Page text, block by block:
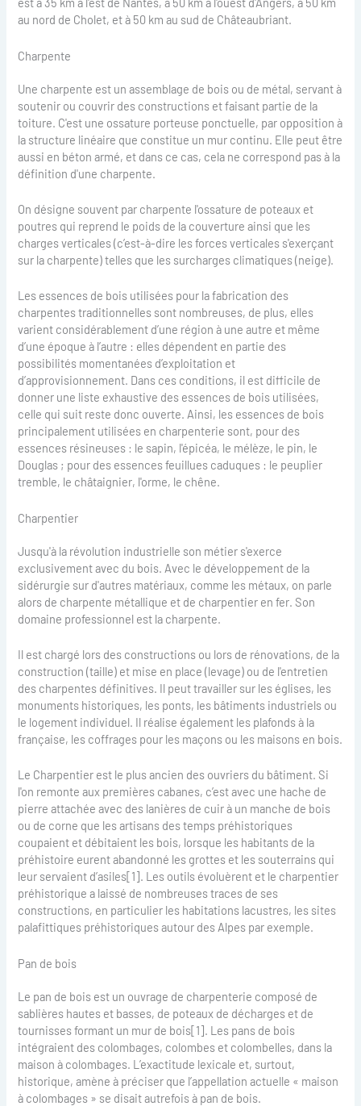
au nord de Cholet, et à 50 km au sud de Châteaubriant.
Charpente
Une charpente est un assemblage de bois ou de métal, servant à
soutenir ou couvrir des constructions et faisant partie de la
toiture. C'est une ossature porteuse ponctuelle, par opposition à
la structure linéaire que constitue un mur continu. Elle peut être
aussi en béton armé, et dans ce cas, cela ne correspond pas à la
définition d'une charpente.
On désigne souvent par charpente l'ossature de poteaux et
poutres qui reprend le poids de la couverture ainsi que les
charges verticales (c’est-à-dire les forces verticales s'exerçant
sur la charpente) telles que les surcharges climatiques (neige).
Les essences de bois utilisées pour la fabrication des
charpentes traditionnelles sont nombreuses, de plus, elles
varient considérablement d’une région à une autre et même
d’une époque à l’autre : elles dépendent en partie des
possibilités momentanées d’exploitation et
d’approvisionnement. Dans ces conditions, il est difficile de
donner une liste exhaustive des essences de bois utilisées,
celle qui suit reste donc ouverte. Ainsi, les essences de bois
principalement utilisées en charpenterie sont, pour des
essences résineuses : le sapin, l'épicéa, le mélèze, le pin, le
Douglas ; pour des essences feuillues caduques : le peuplier
tremble, le châtaignier, l'orme, le chêne.
Charpentier
Jusqu'à la révolution industrielle son métier s'exerce
exclusivement avec du bois. Avec le développement de la
sidérurgie sur d'autres matériaux, comme les métaux, on parle
alors de charpente métallique et de charpentier en fer. Son
domaine professionnel est la charpente.
Il est chargé lors des constructions ou lors de rénovations, de la
construction (taille) et mise en place (levage) ou de l'entretien
des charpentes définitives. Il peut travailler sur les églises, les
monuments historiques, les ponts, les bâtiments industriels ou
le logement individuel. Il réalise également les plafonds à la
française, les coffrages pour les maçons ou les maisons en bois.
Le Charpentier est le plus ancien des ouvriers du bâtiment. Si
l'on remonte aux premières cabanes, c’est avec une hache de
pierre attachée avec des lanières de cuir à un manche de bois
ou de corne que les artisans des temps préhistoriques
coupaient et débitaient les bois, lorsque les habitants de la
préhistoire eurent abandonné les grottes et les souterrains qui
leur servaient d’asiles[1]. Les outils évoluèrent et le charpentier
préhistorique a laissé de nombreuses traces de ses
constructions, en particulier les habitations lacustres, les sites
palafittiques préhistoriques autour des Alpes par exemple.
Pan de bois
Le pan de bois est un ouvrage de charpenterie composé de
sablières hautes et basses, de poteaux de décharges et de
tournisses formant un mur de bois[1]. Les pans de bois
intégraient des colombages, colombes et colombelles, dans la
maison à colombages. L’exactitude lexicale et, surtout,
historique, amène à préciser que l’appellation actuelle « maison
à colombages » se disait autrefois à pan de bois.